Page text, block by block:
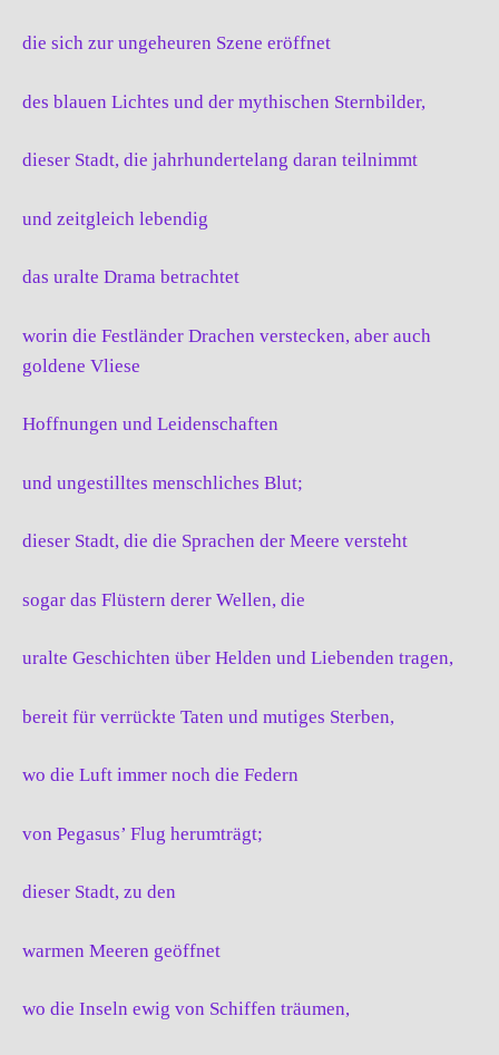
die sich zur ungeheuren Szene eröffnet
des blauen Lichtes und der mythischen Sternbilder,
dieser Stadt, die jahrhundertelang daran teilnimmt
und zeitgleich lebendig
das uralte Drama betrachtet
worin die Festländer Drachen verstecken, aber auch
goldene Vliese
Hoffnungen und Leidenschaften
und ungestilltes menschliches Blut;
dieser Stadt, die die Sprachen der Meere versteht
sogar das Flüstern derer Wellen, die
uralte Geschichten über Helden und Liebenden tragen,
bereit für verrückte Taten und mutiges Sterben,
wo die Luft immer noch die Federn
von Pegasus’ Flug herumträgt;
dieser Stadt, zu den
warmen Meeren geöffnet
wo die Inseln ewig von Schiffen träumen,